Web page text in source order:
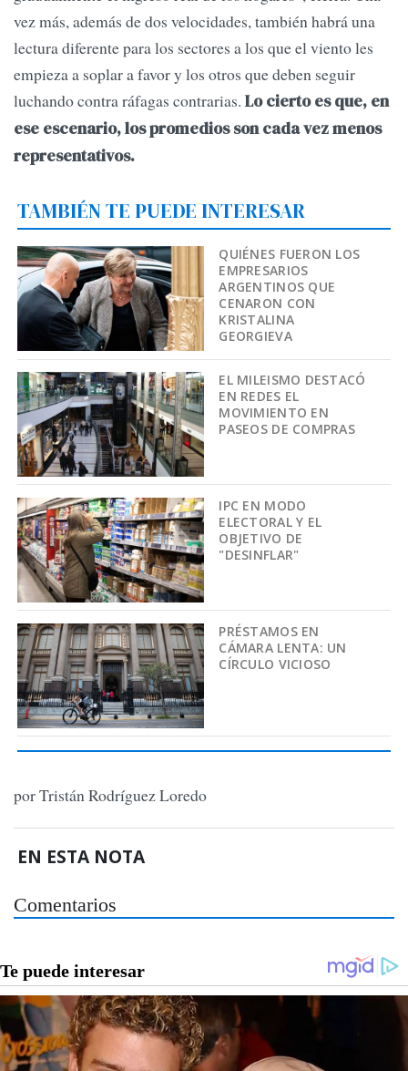
vez más, además de dos velocidades, también habrá una
lectura diferente para los sectores a los que el viento les
empieza a soplar a favor y los otros que deben seguir
luchando contra ráfagas contrarias. Lo cierto es que, en
ese escenario, los promedios son cada vez menos
representativos.
TAMBIÉN TE PUEDE INTERESAR
QUIÉNES FUERON LOS
EMPRESARIOS
ARGENTINOS QUE
CENARON CON
KRISTALINA
GEORGIEVA
EL MILEISMO DESTACÓ
EN REDES EL
MOVIMIENTO EN
PASEOS DE COMPRAS
IPC EN MODO
ELECTORAL Y EL
OBJETIVO DE
"DESINFLAR"
PRÉSTAMOS EN
CÁMARA LENTA: UN
CÍRCULO VICIOSO
por Tristán Rodríguez Loredo
EN ESTA NOTA
Comentarios